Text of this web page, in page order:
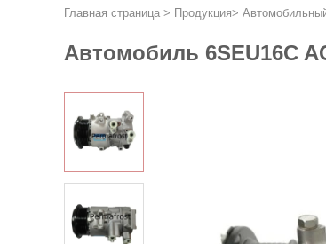
Главная страница > Продукция>
Автомобиль 6SEU16C